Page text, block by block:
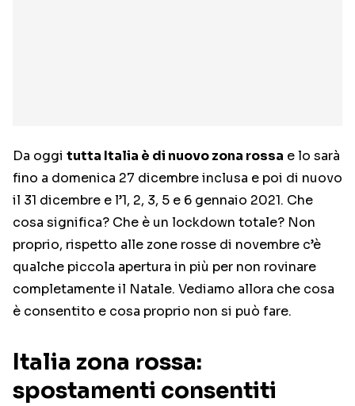
Da oggi tutta Italia è di nuovo zona rossa e lo sarà
fino a domenica 27 dicembre inclusa e poi di nuovo
il 31 dicembre e l’1, 2, 3, 5 e 6 gennaio 2021. Che
cosa significa? Che è un lockdown totale? Non
proprio, rispetto alle zone rosse di novembre c’è
qualche piccola apertura in più per non rovinare
completamente il Natale. Vediamo allora che cosa
è consentito e cosa proprio non si può fare.
Italia zona rossa:
spostamenti consentiti